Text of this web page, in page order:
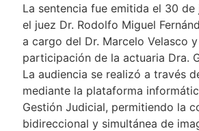
La sentencia fue emitida el 30
el juez Dr. Rodolfo Miguel
a cargo del Dr. Marcelo Velasco
participación de la actuaria Dra.
La audiencia se realizó a través
mediante la plataforma
Gestión Judicial, permitiendo la
bidireccional y simultánea de